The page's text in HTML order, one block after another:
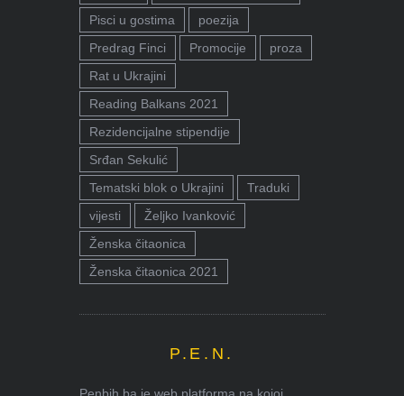
Pisci u gostima
poezija
Predrag Finci
Promocije
proza
Rat u Ukrajini
Reading Balkans 2021
Rezidencijalne stipendije
Srđan Sekulić
Tematski blok o Ukrajini
Traduki
vijesti
Željko Ivanković
Ženska čitaonica
Ženska čitaonica 2021
P.E.N.